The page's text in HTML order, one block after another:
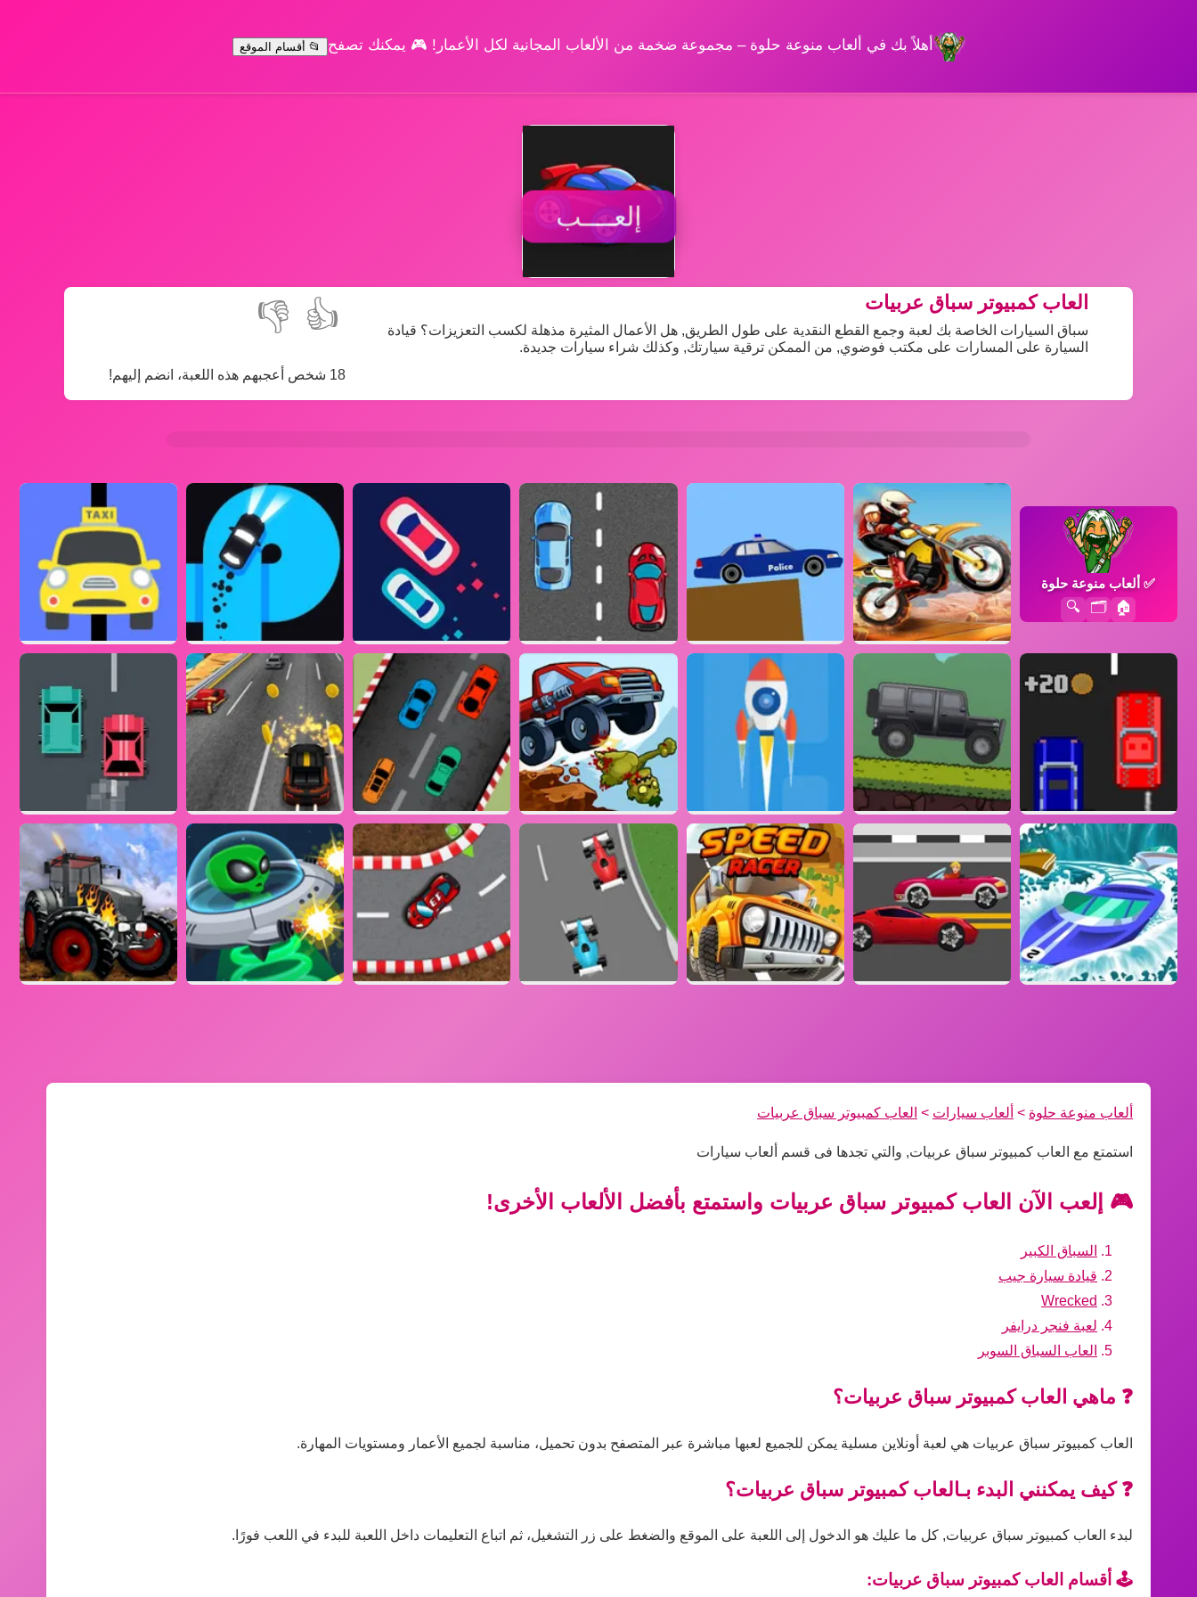
أهلاً بك في ألعاب منوعة حلوة – مجموعة ضخمة من الألعاب المجانية لكل الأعمار! 🎮 يمكنك تصفح 📂 أقسام الموقع
إلعــــب
👍
👎
18 شخص أعجبهم هذه اللعبة، انضم إليهم!
العاب كمبيوتر سباق عربيات
سباق السيارات الخاصة بك لعبة وجمع القطع النقدية على طول الطريق, هل الأعمال المثيرة مذهلة لكسب التعزيزات؟ قيادة
السيارة على المسارات على مكتب فوضوي, من الممكن ترقية سيارتك, وكذلك شراء سيارات جديدة.
✅ألعاب منوعة حلوة
🏠
🗂️
🔍
ألعاب منوعة حلوة > ألعاب سيارات > العاب كمبيوتر سباق عربيات
استمتع مع العاب كمبيوتر سباق عربيات, والتي تجدها فى قسم ألعاب سيارات
🎮 إلعب الآن العاب كمبيوتر سباق عربيات واستمتع بأفضل الألعاب الأخرى!
السباق الكبير
قيادة سيارة جيب
Wrecked
لعبة فنجر درايفر
العاب السباق السوبر
❓ ماهي العاب كمبيوتر سباق عربيات؟
العاب كمبيوتر سباق عربيات هي لعبة أونلاين مسلية يمكن للجميع لعبها مباشرة عبر المتصفح بدون تحميل، مناسبة لجميع الأعمار ومستويات المهارة.
❓ كيف يمكنني البدء بـالعاب كمبيوتر سباق عربيات؟
لبدء العاب كمبيوتر سباق عربيات, كل ما عليك هو الدخول إلى اللعبة على الموقع والضغط على زر التشغيل، ثم اتباع التعليمات داخل اللعبة للبدء في اللعب فورًا.
🕹️ أقسام العاب كمبيوتر سباق عربيات: